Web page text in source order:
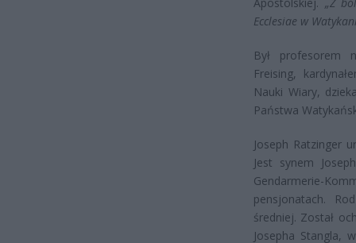
Ecclesiae w
Był profesorem
Freising,
Nauki Wiary,
Państwa
Joseph Ratzinger
Jest synem
Gendarmerie-
pensjonatach.
średniej. Został
Josepha Stangla,